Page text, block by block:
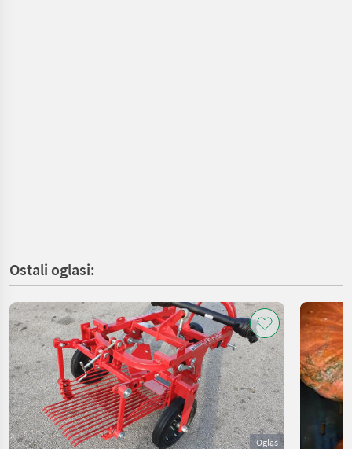
Ostali oglasi:
Oglas